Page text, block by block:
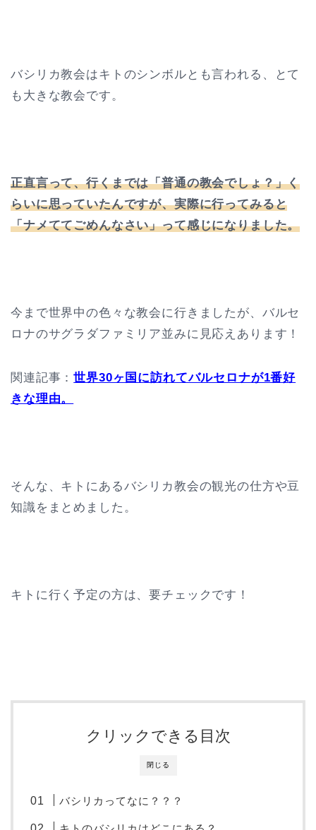
バシリカ教会はキトのシンボルとも言われる、とて
も大きな教会です。
正直言って、行くまでは「普通の教会でしょ？」く
らいに思っていたんですが、実際に行ってみると
「ナメててごめんなさい」って感じになりました。
今まで世界中の色々な教会に行きましたが、バルセ
ロナのサグラダファミリア並みに見応えあります！
関連記事：世界30ヶ国に訪れてバルセロナが1番好
きな理由。
そんな、キトにあるバシリカ教会の観光の仕方や豆
知識をまとめました。
キトに行く予定の方は、要チェックです！
閉じる
クリックできる目次
バシリカってなに？？？